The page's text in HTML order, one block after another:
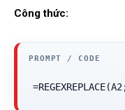
Công thức: